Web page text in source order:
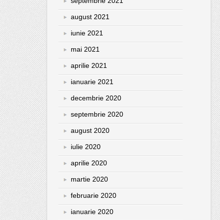
august 2021
iunie 2021
mai 2021
aprilie 2021
ianuarie 2021
decembrie 2020
septembrie 2020
august 2020
iulie 2020
aprilie 2020
martie 2020
februarie 2020
ianuarie 2020